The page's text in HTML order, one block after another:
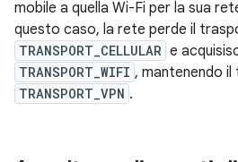
mobile a quella Wi-Fi per la sua
questo caso, la rete perde il
TRANSPORT_CELLULAR e
TRANSPORT_WIFI , mantenendo
TRANSPORT_VPN .